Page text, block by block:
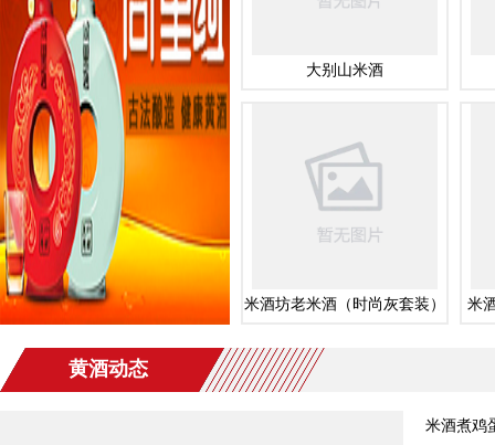
大别山米酒
米酒坊老米酒（时尚灰套装） 米
黄酒动态
米酒煮鸡